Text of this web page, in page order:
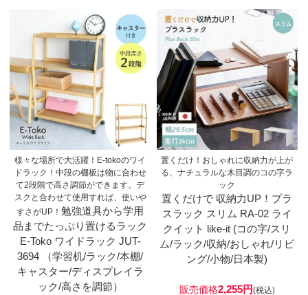
様々な場所で大活躍！E-tokoのワイ
ドラック！中段の棚板は物に合わせ
て2段階で高さ調節ができます。デ
スクと合わせて使用すれば、使いや
すさがUP！ 勉強道具から学用
品までたっぷり置けるラック
E-Toko ワイドラック JUT-
3694 （学習机/ラック/本棚/
キャスター/ディスプレイラ
ック/高さを調節）
置くだけ！おしゃれに収納力が上が
る、ナチュラルな木目調のコの字ラ
ック
置くだけで 収納力UP！プラ
スラック スリム RA-02 ライ
クイット like-it (コの字/スリ
ム/ラック/収納/おしゃれ/リビ
ング/小物/日本製)
販売価格2,255円(税込)